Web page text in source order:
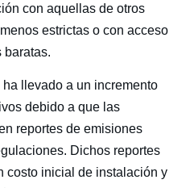
con aquellas de otros
estrictas o con acceso
baratas.
llevado a un incremento
debido a que las
reportes de emisiones
Dichos reportes
costo inicial de instalación y